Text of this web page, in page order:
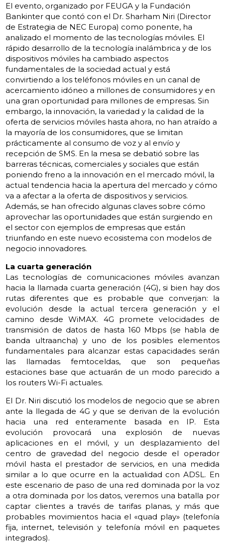
El evento, organizado por FEUGA y la Fundación
Bankinter que contó con el Dr. Sharham Niri (Director
de Estrategia de NEC Europa) como ponente, ha
analizado el momento de las tecnologías móviles. El
rápido desarrollo de la tecnología inalámbrica y de los
dispositivos móviles ha cambiado aspectos
fundamentales de la sociedad actual y está
convirtiendo a los teléfonos móviles en un canal de
acercamiento idóneo a millones de consumidores y en
una gran oportunidad para millones de empresas. Sin
embargo, la innovación, la variedad y la calidad de la
oferta de servicios móviles hasta ahora, no han atraído a
la mayoría de los consumidores, que se limitan
prácticamente al consumo de voz y al envío y
recepción de SMS. En la mesa se debatió sobre las
barreras técnicas, comerciales y sociales que están
poniendo freno a la innovación en el mercado móvil, la
actual tendencia hacia la apertura del mercado y cómo
va a afectar a la oferta de dispositivos y servicios.
Además, se han ofrecido algunas claves sobre cómo
aprovechar las oportunidades que están surgiendo en
el sector con ejemplos de empresas que están
triunfando en este nuevo ecosistema con modelos de
negocio innovadores.
La cuarta generación
Las tecnologías de comunicaciones móviles avanzan
hacia la llamada cuarta generación (4G), si bien hay dos
rutas diferentes que es probable que converjan: la
evolución desde la actual tercera generación y el
camino desde WiMAX. 4G promete velocidades de
transmisión de datos de hasta 160 Mbps (se habla de
banda ultraancha) y uno de los posibles elementos
fundamentales para alcanzar estas capacidades serán
las llamadas femtoceldas, que son pequeñas
estaciones base que actuarán de un modo parecido a
los routers Wi-Fi actuales.
El Dr. Niri discutió los modelos de negocio que se abren
ante la llegada de 4G y que se derivan de la evolución
hacia una red enteramente basada en IP. Esta
evolución provocará una explosión de nuevas
aplicaciones en el móvil, y un desplazamiento del
centro de gravedad del negocio desde el operador
móvil hasta el prestador de servicios, en una medida
similar a lo que ocurre en la actualidad con ADSL. En
este escenario de paso de una red dominada por la voz
a otra dominada por los datos, veremos una batalla por
captar clientes a través de tarifas planas, y más que
probables movimientos hacia el «quad play» (telefonía
fija, internet, televisión y telefonía móvil en paquetes
integrados).